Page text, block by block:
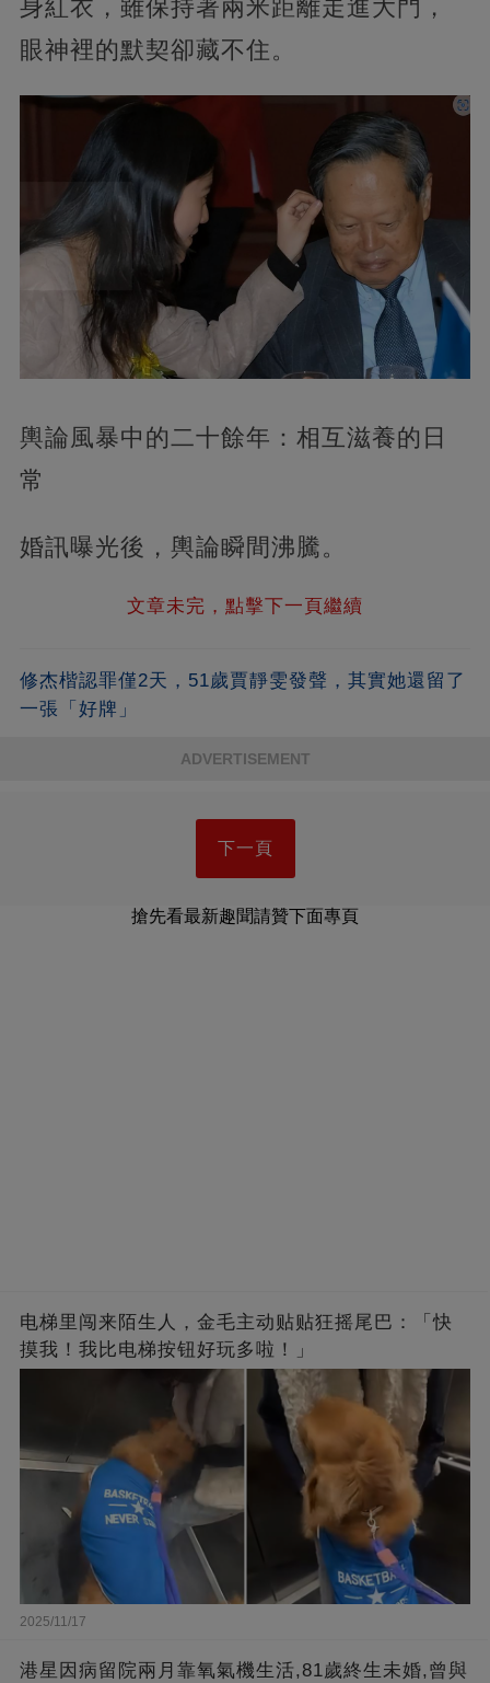
身紅衣，雖保持著兩米距離走進大門，
眼神裡的默契卻藏不住。
輿論風暴中的二十餘年：相互滋養的日
常
婚訊曝光後，輿論瞬間沸騰。
文章未完，點擊下一頁繼續
修杰楷認罪僅2天，51歲賈靜雯發聲，其實她還留了
一張「好牌」
ADVERTISEMENT
下一頁
搶先看最新趣聞請贊下面專頁
电梯里闯来陌生人，金毛主动贴贴狂摇尾巴：「快
摸我！我比电梯按钮好玩多啦！」
2025/11/17
港星因病留院兩月靠氧氣機生活,81歲終生未婚,曾與